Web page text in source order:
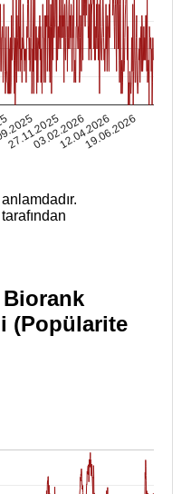
27.11.202503.02.202612.04.2026
19.06.2026
(Popülarite